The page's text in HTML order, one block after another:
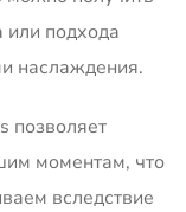
или подхода
наслаждения.
позволяет
моментам, что
вследствие